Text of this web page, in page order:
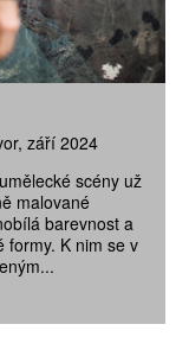
září 2024
scény už
malované
barevnost a
formy. K nim se v